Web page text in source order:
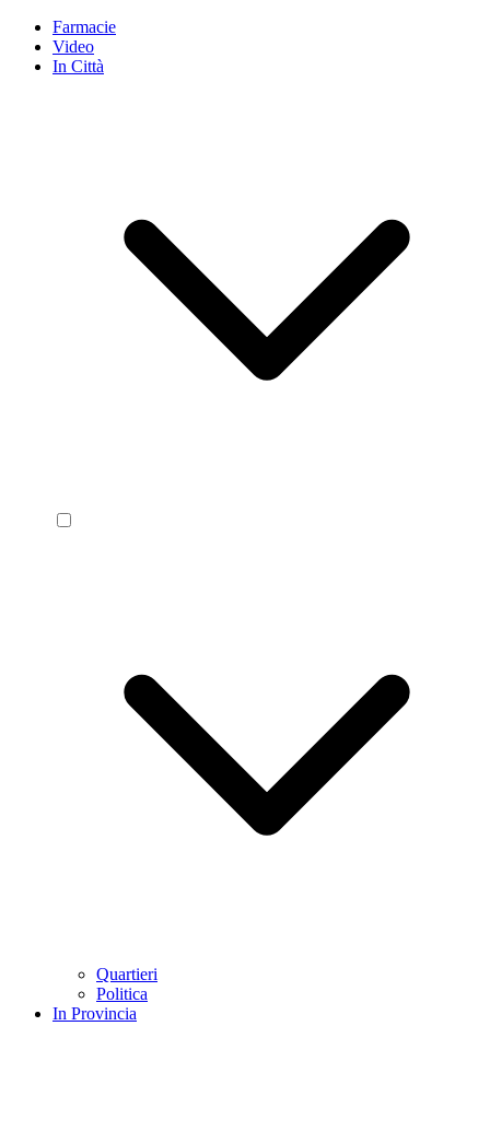
Farmacie
Video
In Città
Quartieri
Politica
In Provincia